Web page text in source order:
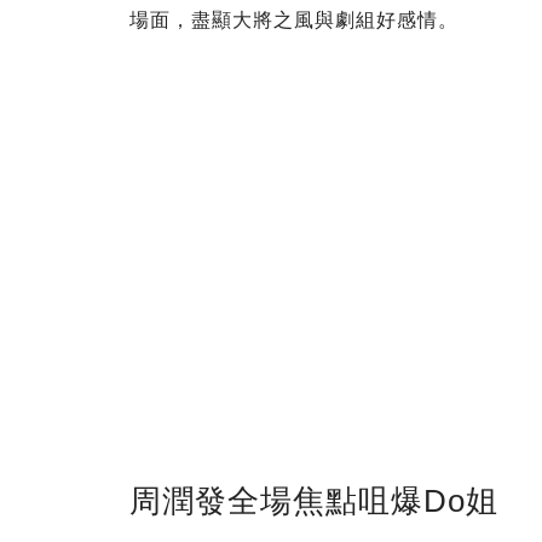
場面，盡顯大將之風與劇組好感情。
周潤發全場焦點咀爆Do姐